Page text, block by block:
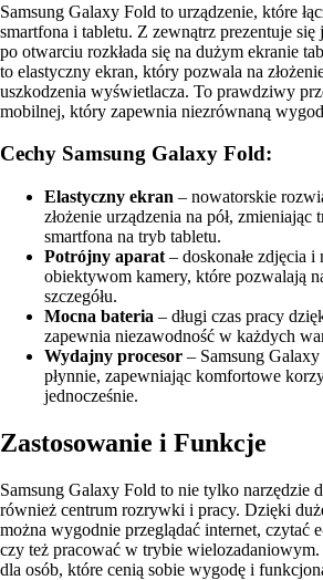
Samsung Galaxy Fold to urządzenie, które
smartfona i tabletu. Z zewnątrz prezentuje się
po otwarciu rozkłada się na dużym ekranie
to elastyczny ekran, który pozwala na
uszkodzenia wyświetlacza. To prawdziwy
mobilnej, który zapewnia niezrównaną
Cechy Samsung Galaxy Fold:
Elastyczny ekran – nowatorskie
złożenie urządzenia na pół, zmieniając
smartfona na tryb tabletu.
Potrójny aparat – doskonałe zdjęcia
obiektywom kamery, które pozwalają
szczegółu.
Mocna bateria – długi czas pracy
zapewnia niezawodność w każdych
Wydajny procesor – Samsung
płynnie, zapewniając komfortowe
jednocześnie.
Zastosowanie i Funkcje
Samsung Galaxy Fold to nie tylko narzędzie
również centrum rozrywki i pracy. Dzięki
można wygodnie przeglądać internet, czytać
czy też pracować w trybie
dla osób, które cenią sobie wygodę i